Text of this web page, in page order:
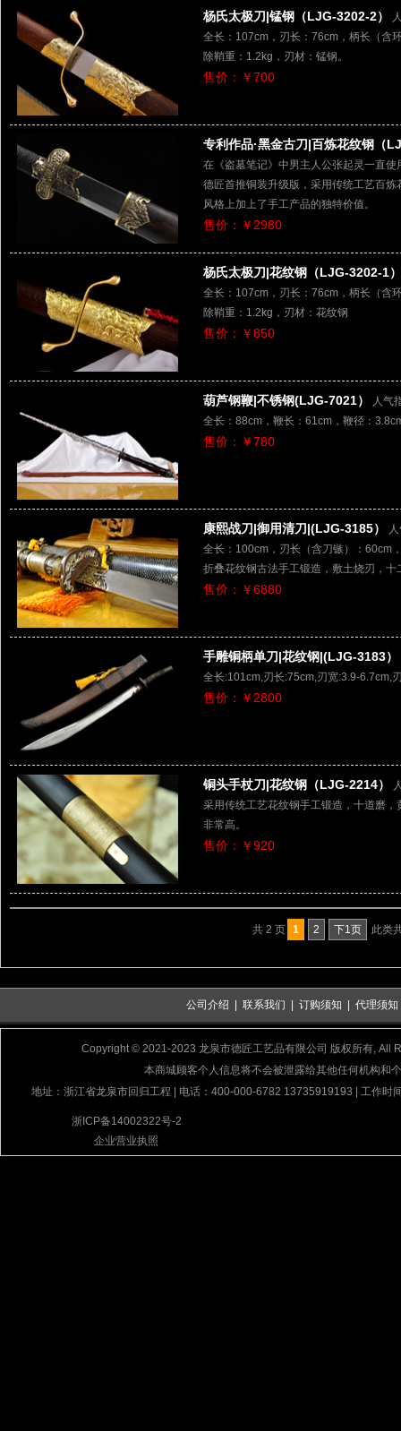
杨氏太极刀|锰钢（LJG-3202-2）
全长：107cm，刃长：76cm，柄长（含
除鞘重：1.2kg，刃材：锰钢。
售价：￥700
专利作品·黑金古刀|百炼花纹钢（
在《盗墓笔记》中男主人公张起灵一直
德匠首推铜装升级版，采用传统工艺百
风格上加上了手工产品的独特价值。
售价：￥2980
杨氏太极刀|花纹钢（LJG-3202-1）
全长：107cm，刃长：76cm，柄长（含
除鞘重：1.2kg，刃材：花纹钢
售价：￥850
葫芦钢鞭|不锈钢(LJG-7021）
人气
全长：88cm，鞭长：61cm，鞭径：
售价：￥780
康熙战刀|御用清刀|(LJG-3185）
全长：100cm，刃长（含刀镞）：60cm
折叠花纹钢古法手工锻造，敷土烧刃，十
售价：￥6880
手雕铜柄单刀|花纹钢|(LJG-3183）
全长:101cm,刃长:75cm,刃宽:3.9-6.7cm,
售价：￥2800
铜头手杖刀|花纹钢（LJG-2214）
采用传统工艺花纹钢手工锻造，十道磨
非常高。
售价：￥920
共 2 页 1 2 下1页 此类
公司介绍 联系我们 订购须知 代理须知
Copyright © 2021-2023 龙泉市德匠工艺品有限公司 版权所有, All
本商城顾客个人信息将不会被泄露给其他任何机构和
地址：浙江省龙泉市回归工程 | 电话：400-000-6782 13735919193 | 工作时
浙ICP备14002322号-2
企业营业执照